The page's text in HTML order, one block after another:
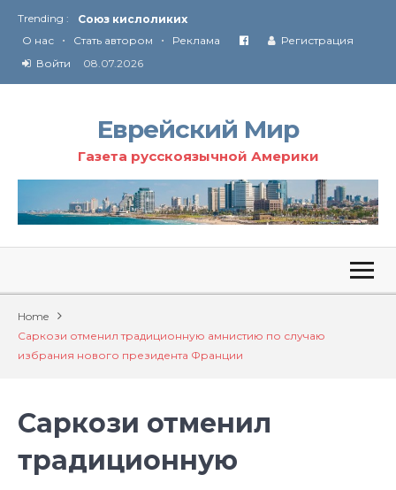
Trending :
Соглашение США с Ираном
Технология Революции в Иране
О нас • Стать автором • Реклама
Регистрация
Войти
08.07.2026
Еврейский Мир
Газета русскоязычной Америки
Home
Саркози отменил традиционную амнистию по случаю
избрания нового президента Франции
Саркози отменил
традиционную